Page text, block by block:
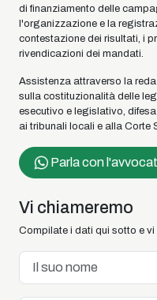
di finanziamento delle
l'organizzazione e la
contestazione dei risultati, i
rivendicazioni dei mandati.
Assistenza attraverso la
sulla costituzionalità delle
esecutivo e legislativo,
ai tribunali locali e alla Corte
Parla con
Vi chiameremo
Compilate i dati qui sotto e vi